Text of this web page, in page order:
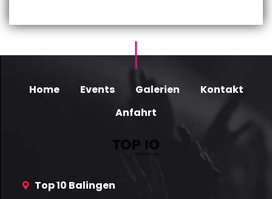
Home Events Galerien
Kontakt
Anfahrt
Top 10 Balingen